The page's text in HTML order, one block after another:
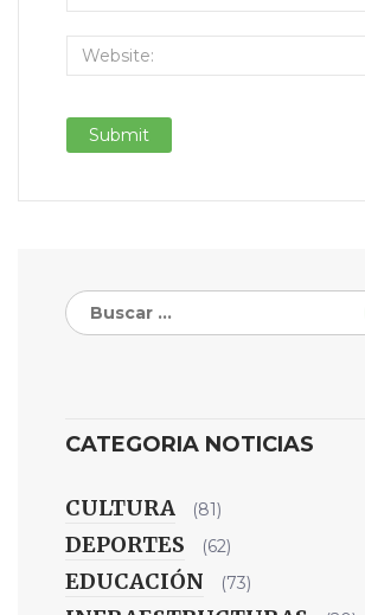
Buscar:
CATEGORIA NOTICIAS
CULTURA (81)
DEPORTES (62)
EDUCACIÓN (73)